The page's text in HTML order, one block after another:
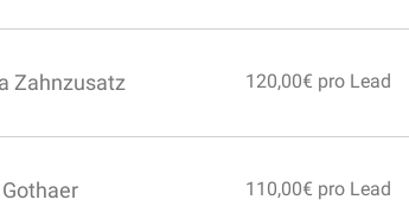
Zahnzusatz 120,00€ pro Lead
Gothaer 110,00€ pro Lead